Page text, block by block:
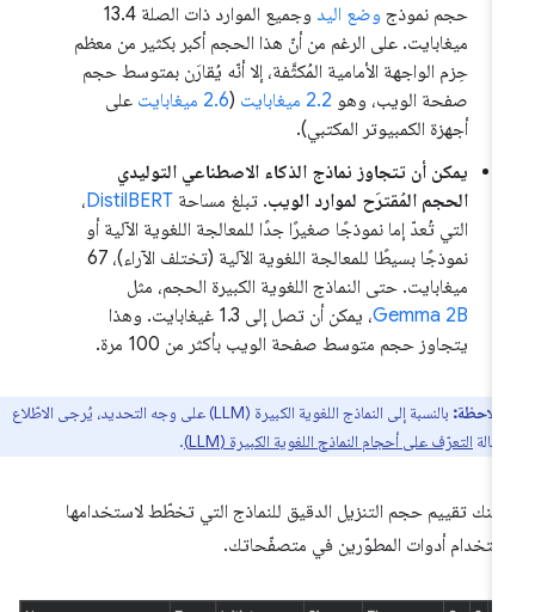
حجم نموذجوضع اليد
وجميع الموارد ذات الصلة 13.4
ميغابايت. على الرغم من أنّ هذا الحجم أكبر بكثير من معظم
حِزم الواجهة الأمامية المُكثَّفة، إلا أنّه يُقارَن بمتوسط حجم
صفحة الويب، وهو2.2 ميغابايت (2.6 ميغابايت
على
أجهزة الكمبيوتر المكتبي).
يمكن أن تتجاوز نماذج الذكاء الاصطناعي التوليدي
الحجم المُقترَح لموارد الويب. تبلغ مساحةDistilBERT،
التي تُعدّ إما نموذجًا صغيرًا جدًا للمعالجة اللغوية الآلية أو
نموذجًا بسيطًا للمعالجة اللغوية الآلية (تختلف الآراء)، 67
ميغابايت. حتى النماذج اللغوية الكبيرة الحجم، مثل
Gemma 2B
، يمكن أن تصل إلى 1.3 غيغابايت. وهذا
يتجاوز حجم متوسط صفحة الويب بأكثر من 100 مرة.
ملاحظة:
بالنسبة إلى النماذج اللغوية الكبيرة (LLM) على وجه التحديد، يُرجى الاطّلاع
التعرّف على أحجام النماذج اللغوية الكبيرة (LLM) .
تقييم حجم التنزيل الدقيق للنماذج التي تخطّط لاستخدامها
أدوات المطوّرين في متصفّحاتك.